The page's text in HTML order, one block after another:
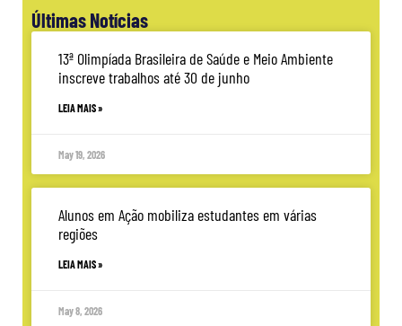
Últimas Notícias
13ª Olimpíada Brasileira de Saúde e Meio Ambiente
inscreve trabalhos até 30 de junho
LEIA MAIS »
May 19, 2026
Alunos em Ação mobiliza estudantes em várias
regiões
LEIA MAIS »
May 8, 2026